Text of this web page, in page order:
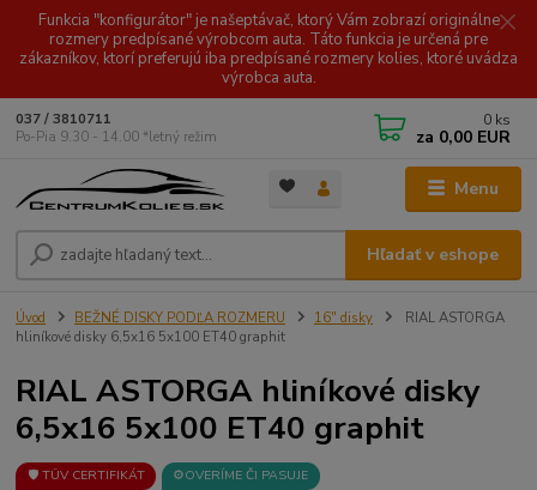
Funkcia "konfigurátor" je našeptávač, ktorý Vám zobrazí originálne
rozmery predpísané výrobcom auta. Táto funkcia je určená pre
zákazníkov, ktorí preferujú iba predpísané rozmery kolies, ktoré uvádza
výrobca auta.
Menu
Hľadať v eshope
037 / 3810711
Po-Pia 9.30 - 14.00 *letný režim
0 ks
za 0,00 EUR
Úvod BEŽNÉ DISKY PODĽA ROZMERU 16" disky
RIAL ASTORGA
hliníkové disky 6,5x16 5x100 ET40 graphit
RIAL ASTORGA hliníkové disky
6,5x16 5x100 ET40 graphit
🛡️ TÜV CERTIFIKÁT ⚙️OVERÍME ČI PASUJE